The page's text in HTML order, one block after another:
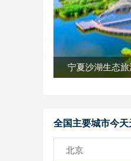
宁夏沙湖生态旅
全国主要城市今天
北京